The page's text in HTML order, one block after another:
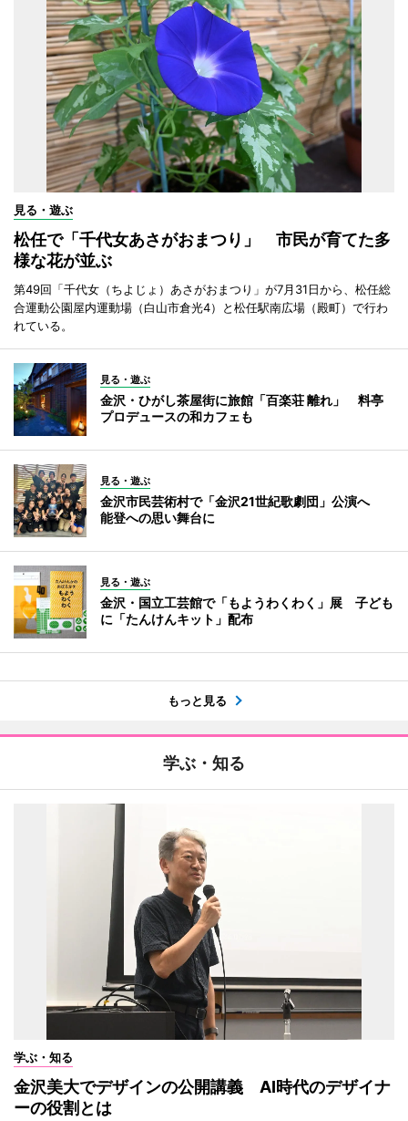
見る・遊ぶ
松任で「千代女あさがおまつり」 市民が育てた多
様な花が並ぶ
第49回「千代女（ちよじょ）あさがおまつり」が7月31日から、松任総
合運動公園屋内運動場（白山市倉光4）と松任駅南広場（殿町）で行わ
れている。
見る・遊ぶ
金沢・ひがし茶屋街に旅館「百楽荘 離れ」 料亭
プロデュースの和カフェも
見る・遊ぶ
金沢市民芸術村で「金沢21世紀歌劇団」公演へ
能登への思い舞台に
見る・遊ぶ
金沢・国立工芸館で「もようわくわく」展 子ども
に「たんけんキット」配布
もっと見る
学ぶ・知る
学ぶ・知る
金沢美大でデザインの公開講義 AI時代のデザイナ
ーの役割とは